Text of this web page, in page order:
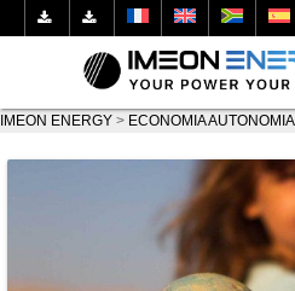
IMEON ENERGY > ECONOMIA AUTONOMIA